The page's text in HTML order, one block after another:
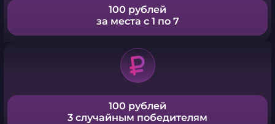
100 рублей
за места с 1 по 7
100 рублей
3 случайным победителям